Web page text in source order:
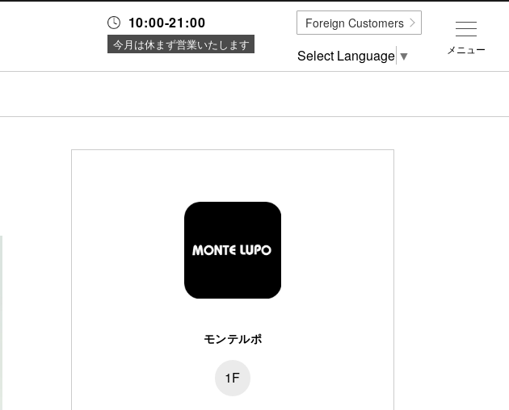
10:00-21:00
今月は休まず営業いたします
モンテルポ
1F
メニュー
Foreign Customers
Select Language ▼